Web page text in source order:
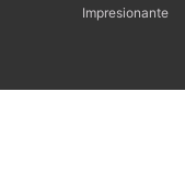
Impresionante